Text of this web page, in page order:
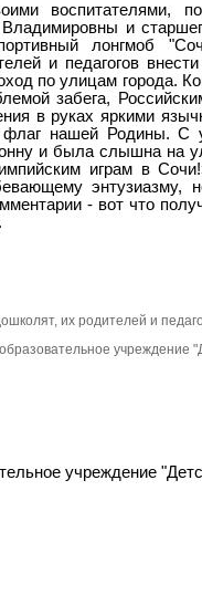
воспитателями,
и
лонгмоб
и педагогов
по улицам города.
забега,
в руках яркими
нашей Родины. С
и была слышна на
играм в
- вот что
их родителей и
учреждение
учреждение